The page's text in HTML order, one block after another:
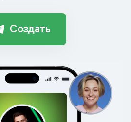
Создать